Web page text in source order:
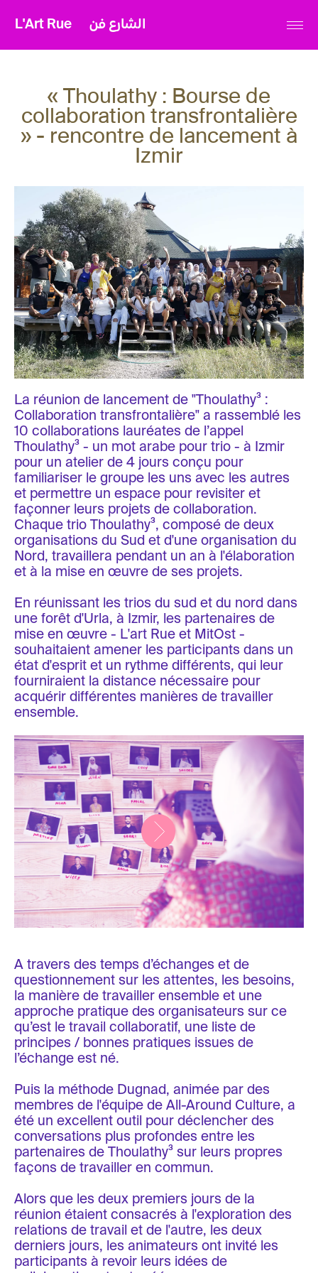
L'Art Rue الشارع فن
« Thoulathy : Bourse de
collaboration transfrontalière
» - rencontre de lancement à
Izmir
La réunion de lancement de "Thoulathy³ :
Collaboration transfrontalière" a rassemblé les
10 collaborations lauréates de l’appel
Thoulathy³ - un mot arabe pour trio - à Izmir
pour un atelier de 4 jours conçu pour
familiariser le groupe les uns avec les autres
et permettre un espace pour revisiter et
façonner leurs projets de collaboration.
Chaque trio Thoulathy³, composé de deux
organisations du Sud et d'une organisation du
Nord, travaillera pendant un an à l'élaboration
et à la mise en œuvre de ses projets.
En réunissant les trios du sud et du nord dans
une forêt d'Urla, à Izmir, les partenaires de
mise en œuvre - L'art Rue et MitOst -
souhaitaient amener les participants dans un
état d'esprit et un rythme différents, qui leur
fourniraient la distance nécessaire pour
acquérir différentes manières de travailler
ensemble.
A travers des temps d’échanges et de
questionnement sur les attentes, les besoins,
la manière de travailler ensemble et une
approche pratique des organisateurs sur ce
qu’est le travail collaboratif, une liste de
principes / bonnes pratiques issues de
l’échange est né.
Puis la méthode Dugnad, animée par des
membres de l'équipe de All-Around Culture, a
été un excellent outil pour déclencher des
conversations plus profondes entre les
partenaires de Thoulathy³ sur leurs propres
façons de travailler en commun.
Alors que les deux premiers jours de la
réunion étaient consacrés à l'exploration des
relations de travail et de l'autre, les deux
derniers jours, les animateurs ont invité les
participants à revoir leurs idées de